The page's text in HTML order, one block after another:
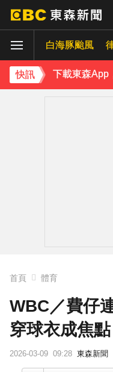
白海豚颱風
快訊 下載東森App
首頁 體育
WBC／費仔
穿球衣成焦點
2026-03-09 09:28 東森新聞